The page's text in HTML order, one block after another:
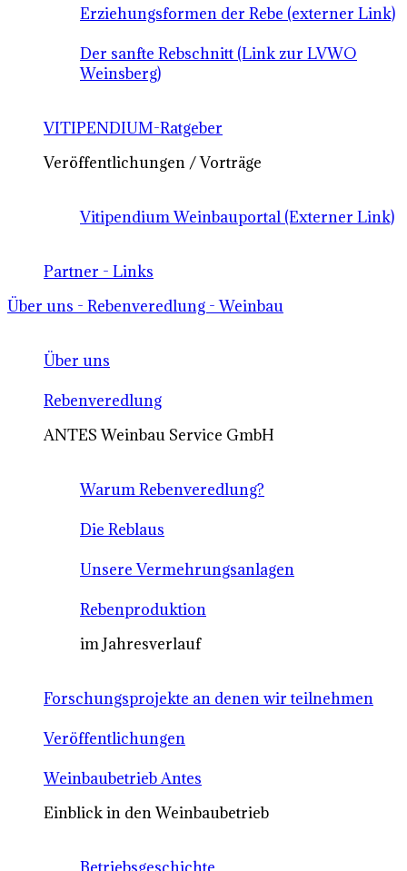
Erziehungsformen der Rebe (externer Link)
Der sanfte Rebschnitt (Link zur LVWO
Weinsberg)
VITIPENDIUM-Ratgeber
Veröffentlichungen / Vorträge
Vitipendium Weinbauportal (Externer Link)
Partner - Links
Über uns - Rebenveredlung - Weinbau
Über uns
Rebenveredlung
ANTES Weinbau Service GmbH
Warum Rebenveredlung?
Die Reblaus
Unsere Vermehrungsanlagen
Rebenproduktion
im Jahresverlauf
Forschungsprojekte an denen wir teilnehmen
Veröffentlichungen
Weinbaubetrieb Antes
Einblick in den Weinbaubetrieb